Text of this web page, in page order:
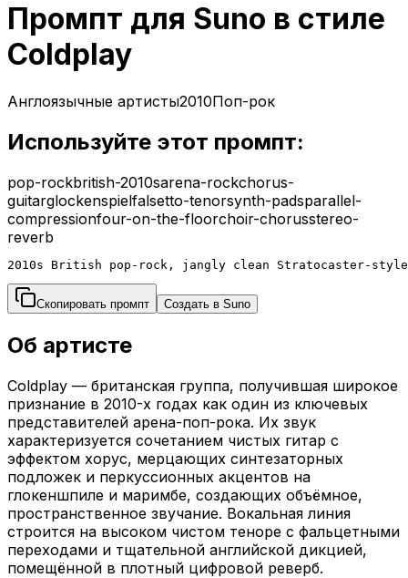
Промпт для Suno в стиле
Coldplay
Англоязычные артисты2010Поп-рок
Используйте этот промпт:
pop-rockbritish-2010sarena-rockchorus-
guitarglockenspielfalsetto-tenorsynth-padsparallel-
compressionfour-on-the-floorchoir-chorusstereo-
reverb
2010s British pop-rock, jangly clean Stratocaster-
Скопировать промпт Создать в Suno
Об артисте
Coldplay — британская группа, получившая широкое
признание в 2010-х годах как один из ключевых
представителей арена-поп-рока. Их звук
характеризуется сочетанием чистых гитар с
эффектом хорус, мерцающих синтезаторных
подложек и перкуссионных акцентов на
глокеншпиле и маримбе, создающих объёмное,
пространственное звучание. Вокальная линия
строится на высоком чистом теноре с фальцетными
переходами и тщательной английской дикцией,
помещённой в плотный цифровой реверб.